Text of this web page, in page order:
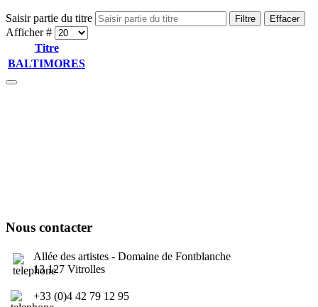
Saisir partie du titre Filtre Effacer
Afficher #
Titre
BALTIMORES
Nous contacter
Allée des artistes - Domaine de Fontblanche
13 127 Vitrolles
+33 (0)4 42 79 12 95